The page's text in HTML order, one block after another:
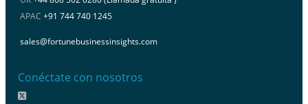
APAC +91 744 740 1245
sales@fortunebusinessinsights.com
Conéctate con nosotros